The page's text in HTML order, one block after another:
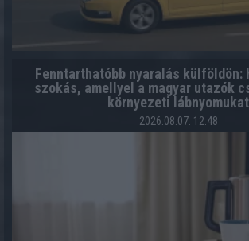
Fenntarthatóbb nyaralás külföldön:
szokás, amellyel a magyar utazók
környezeti lábnyomukat
2026.08.07. 12:48